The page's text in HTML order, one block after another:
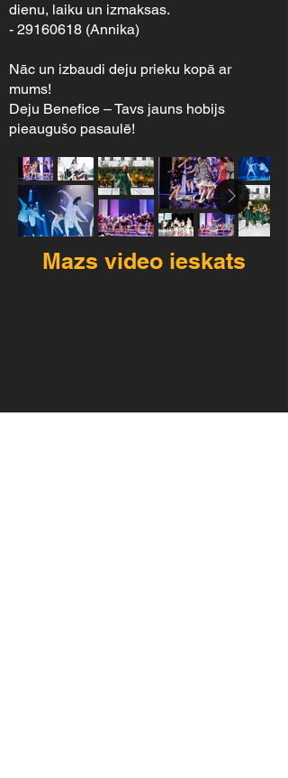
dienu, laiku un izmaksas.
- 29160618 (Annika)
Nāc un izbaudi deju prieku kopā ar
mums!
Deju Benefice – Tavs jauns hobijs
pieaugušo pasaulē!
Mazs video ieskats